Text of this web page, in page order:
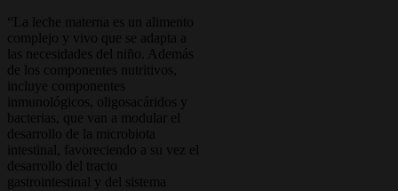
“La leche materna es un alimento
complejo y vivo que se adapta a
las necesidades del niño. Además
de los componentes nutritivos,
incluye componentes
inmunológicos, oligosacáridos y
bacterias, que van a modular el
desarrollo de la microbiota
intestinal, favoreciendo a su vez el
desarrollo del tracto
gastrointestinal y del sistema